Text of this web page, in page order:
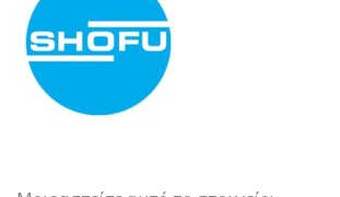
Χρωστικές
Ρητίνες
ποσότητα